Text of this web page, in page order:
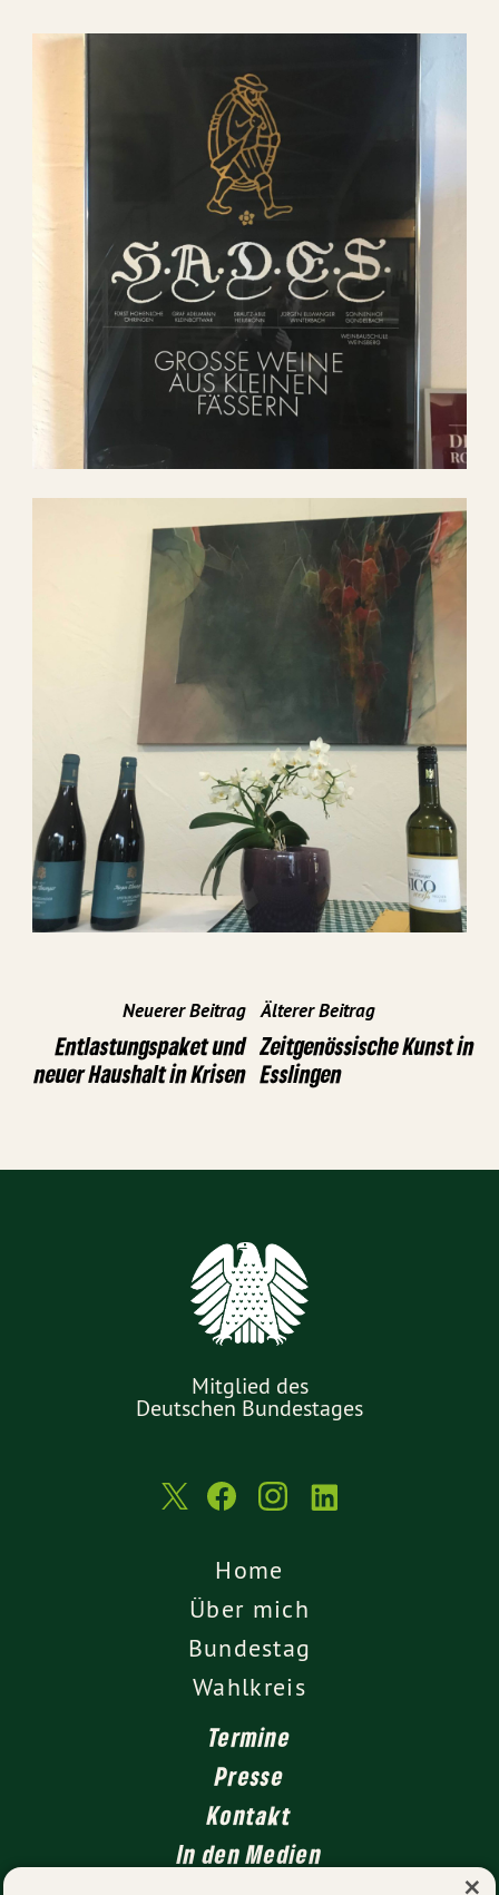
Neuerer Beitrag
Entlastungspaket und
neuer Haushalt in Krisen
Älterer Beitrag
Zeitgenössische Kunst in
Esslingen
Mitglied des
Deutschen Bundestages
Home
Über mich
Bundestag
Wahlkreis
Termine
Presse
Kontakt
In den Medien